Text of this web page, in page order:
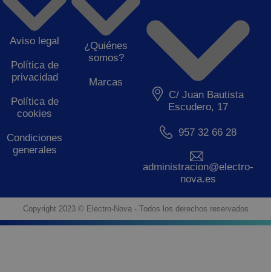
Aviso legal
Política de
privacidad
Política de
cookies
Condiciones
generales
¿Quiénes
somos?
Marcas
C/ Juan Bautista
Escudero, 17
957 32 66 28
administracion@electro-
nova.es
Copyright 2023 © Electro-Nova - Todos los derechos reservados